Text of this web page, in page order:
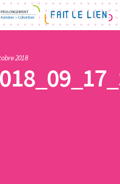
2018